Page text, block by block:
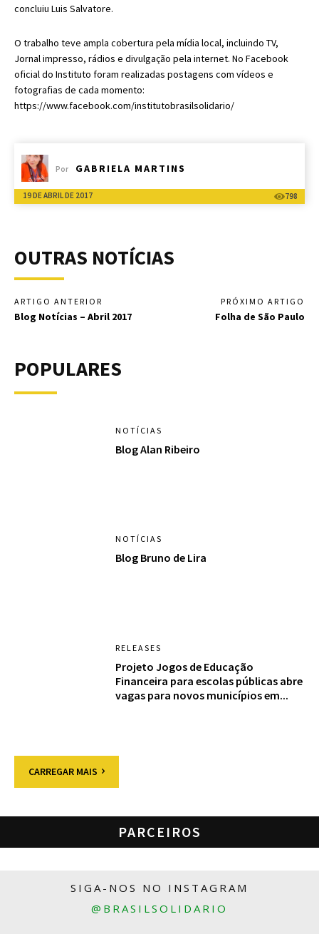
concluiu Luis Salvatore.
O trabalho teve ampla cobertura pela mídia local, incluindo TV,
Jornal impresso, rádios e divulgação pela internet. No Facebook
oficial do Instituto foram realizadas postagens com vídeos e
fotografias de cada momento:
https://www.facebook.com/institutobrasilsolidario/
Por GABRIELA MARTINS
19 DE ABRIL DE 2017 798
OUTRAS NOTÍCIAS
ARTIGO ANTERIOR
Blog Notícias – Abril 2017
PRÓXIMO ARTIGO
Folha de São Paulo
POPULARES
NOTÍCIAS
Blog Alan Ribeiro
NOTÍCIAS
Blog Bruno de Lira
RELEASES
Projeto Jogos de Educação
Financeira para escolas públicas abre
vagas para novos municípios em...
CARREGAR MAIS
PARCEIROS
SIGA-NOS NO INSTAGRAM
@BRASILSOLIDARIO